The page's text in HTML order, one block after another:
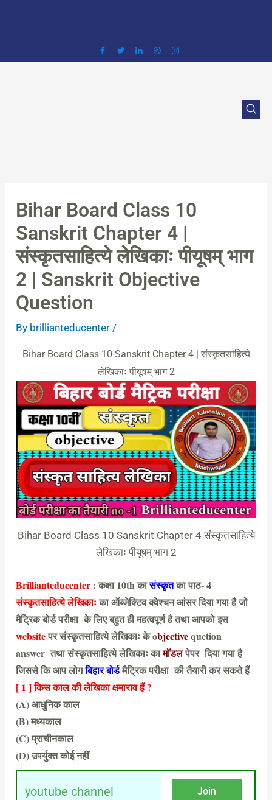
Bihar Board Class 10
Sanskrit Chapter 4 |
संस्कृतसाहित्ये लेखिकाः पीयूषम् भाग
2 | Sanskrit Objective
Question
By brillianteducenter /
Bihar Board Class 10 Sanskrit Chapter 4 | संस्कृतसाहित्ये
लेखिकाः पीयूषम् भाग 2
Bihar Board Class 10 Sanskrit Chapter 4 संस्कृतसाहित्ये
लेखिकाः पीयूषम् भाग 2
Brillianteducenter : कक्षा 10th कासंस्कृतका पाठ- 4
संस्कृतसाहित्ये लेखिकाःका ऑब्जेक्टिव क्वेश्चन आंसर दिया गया है जो
मैट्रिक बोर्ड परीक्षा के लिए बहुत ही महत्वपूर्ण है तथा आपको इस
websiteपर संस्कृतसाहित्ये लेखिकाः के objectivequetion
answer तथा संस्कृतसाहित्ये लेखिकाः कामॉडलपेपर दिया गया है
जिससे कि आप लोगबिहार बोर्डमैट्रिक परीक्षा की तैयारी कर सकते हैं
[ 1 ] किस काल की लेखिका क्षमाराव हैं ?
(A) आधुनिक काल
(B) मध्यकाल
(C) प्राचीनकाल
(D) उपर्युक्त कोई नहीं
(A) आधुनिक काल
youtube channel Join